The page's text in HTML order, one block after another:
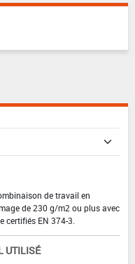
de travail en
de 230 g/m2 ou plus avec
certifiés EN 374-3.
UTILISÉ